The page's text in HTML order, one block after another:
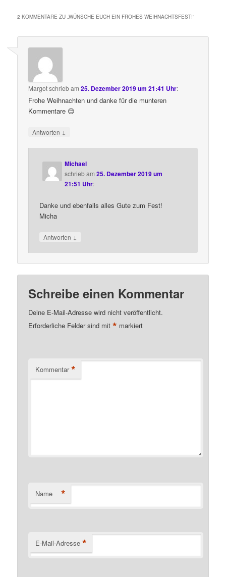
2 KOMMENTARE ZU „WÜNSCHE EUCH EIN FROHES WEIHNACHTSFEST!“
Margotschriebam25. Dezember 2019 um 21:41 Uhr:
Frohe Weihnachten und danke für die munteren
Kommentare 😊
Antworten ↓
Michael
schriebam25. Dezember 2019 um
21:51 Uhr:
Danke und ebenfalls alles Gute zum Fest!
Micha
Antworten ↓
Schreibe einen Kommentar
Deine E-Mail-Adresse wird nicht veröffentlicht.
Erforderliche Felder sind mit* markiert
Kommentar *
Name *
E-Mail-Adresse *